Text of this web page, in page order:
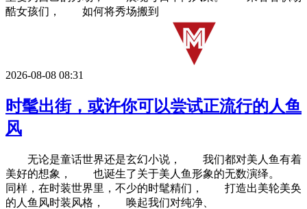
酷女孩们， 如何将秀场搬到
2026-08-08 08:31
时髦出街，或许你可以尝试正流行的人鱼
风
无论是童话世界还是玄幻小说， 我们都对美人鱼有着
美好的想象， 也诞生了关于美人鱼形象的无数演绎。
同样，在时装世界里，不少的时髦精们， 打造出美轮美奂
的人鱼风时装风格， 唤起我们对纯净、